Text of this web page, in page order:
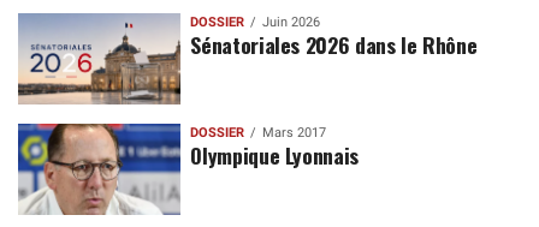
DOSSIER Juin 2026
Sénatoriales 2026 dans le Rhône
DOSSIER Mars 2017
Olympique Lyonnais